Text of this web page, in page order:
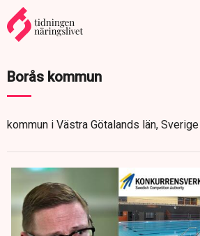
Borås kommun
kommun i Västra Götalands län, Sverige